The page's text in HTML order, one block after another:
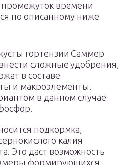
промежуток времени
по описанному ниже
гортензии Саммер
сложные удобрения,
в составе
и макроэлементы.
в данном случае
подкормка,
калия
Это даст возможность
формирующихся